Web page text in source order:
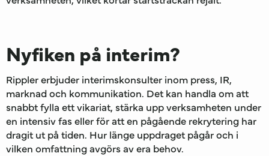
Nyfiken på interim?
Rippler erbjuder interimskonsulter inom press, IR,
marknad och kommunikation. Det kan handla om att
snabbt fylla ett vikariat, stärka upp verksamheten under
en intensiv fas eller för att en pågående rekrytering har
dragit ut på tiden. Hur länge uppdraget pågår och i
vilken omfattning avgörs av era behov.